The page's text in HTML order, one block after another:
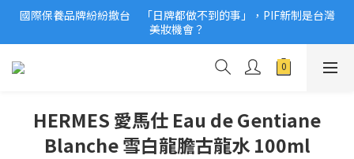
2026美妝小樣、試用品變少？PIF化妝品身分證7月上路！消費者
必懂5觀念
國際保養品牌紛紛撤台　「日牌都做不到的事」，PIF新制是台灣
美妝機會？
2026美妝小樣、試用品變少？PIF化妝品身分證7月上路！消費者
HERMES 愛馬仕 Eau de Gentiane
Blanche 雪白龍膽古龍水 100ml